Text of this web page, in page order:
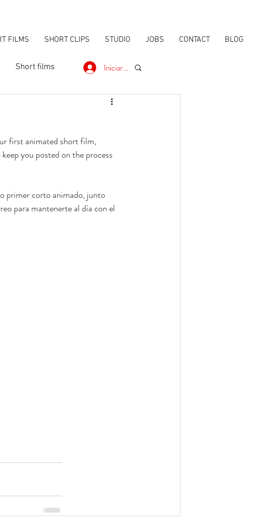
FILMS SHORT CLIPS STUDIO JOBS CONTACT BLOG
Short films
first animated short film,
you posted on the process
primer corto animado, junto
para mantenerte al día con el
Iniciar sesión